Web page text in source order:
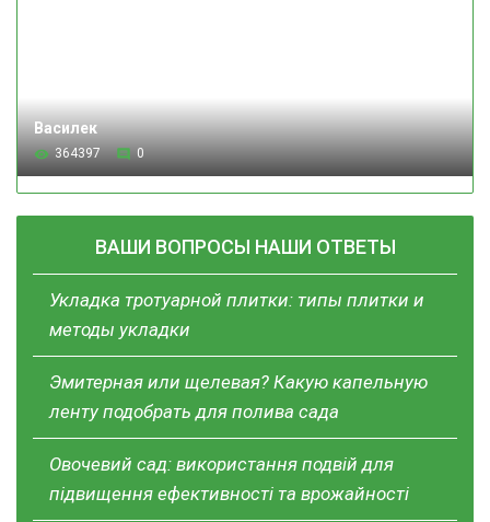
Василек
364397 0
ВАШИ ВОПРОСЫ НАШИ ОТВЕТЫ
Укладка тротуарной плитки: типы плитки и
методы укладки
Эмитерная или щелевая? Какую капельную
ленту подобрать для полива сада
Овочевий сад: використання подвій для
підвищення ефективності та врожайності